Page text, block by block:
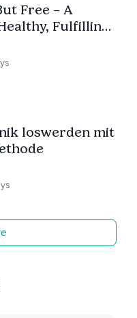
Free – A
Fulfilling
loswerden mit